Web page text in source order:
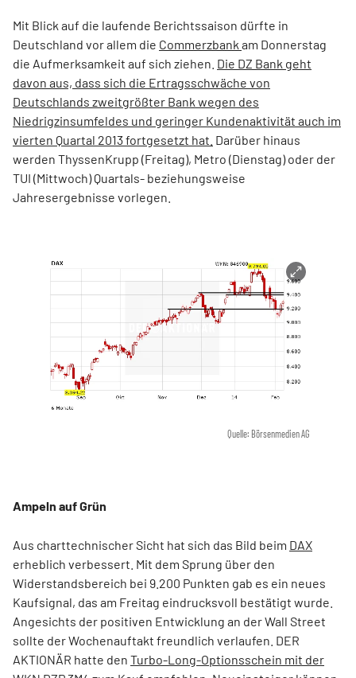
Mit Blick auf die laufende Berichtssaison dürfte in
Deutschland vor allem die Commerzbank am Donnerstag
die Aufmerksamkeit auf sich ziehen. Die DZ Bank geht
davon aus, dass sich die Ertragsschwäche von
Deutschlands zweitgrößter Bank wegen des
Niedrigzinsumfeldes und geringer Kundenaktivität auch im
vierten Quartal 2013 fortgesetzt hat. Darüber hinaus
werden ThyssenKrupp (Freitag), Metro (Dienstag) oder der
TUI (Mittwoch) Quartals- beziehungsweise
Jahresergebnisse vorlegen.
Quelle: Börsenmedien AG
Ampeln auf Grün
Aus charttechnischer Sicht hat sich das Bild beim DAX
erheblich verbessert. Mit dem Sprung über den
Widerstandsbereich bei 9.200 Punkten gab es ein neues
Kaufsignal, das am Freitag eindrucksvoll bestätigt wurde.
Angesichts der positiven Entwicklung an der Wall Street
sollte der Wochenauftakt freundlich verlaufen. DER
AKTIONÄR hatte den Turbo-Long-Optionsschein mit der